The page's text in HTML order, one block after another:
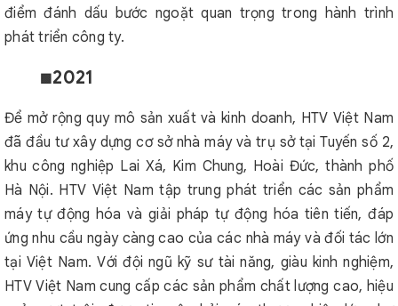
điểm đánh dấu bước ngoặt quan trọng trong hành trình
phát triển công ty.
2021
Để mở rộng quy mô sản xuất và kinh doanh, HTV Việt Nam
đã đầu tư xây dựng cơ sở nhà máy và trụ sở tại Tuyến số 2,
khu công nghiệp Lai Xá, Kim Chung, Hoài Đức, thành phố
Hà Nội. HTV Việt Nam tập trung phát triển các sản phẩm
máy tự động hóa và giải pháp tự động hóa tiên tiến, đáp
ứng nhu cầu ngày càng cao của các nhà máy và đối tác lớn
tại Việt Nam. Với đội ngũ kỹ sư tài năng, giàu kinh nghiệm,
HTV Việt Nam cung cấp các sản phẩm chất lượng cao, hiệu